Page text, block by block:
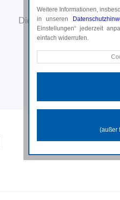
Die wichtigsten Formulare
Weitere Informationen,
in unseren
Einstellungen“ jederzeit
einfach widerrufen.
Technische Cookies
Website-Nutzung.
der Besuchenden
unseren
auf anderen
(außer